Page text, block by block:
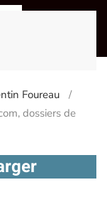
Foureau
dossiers de